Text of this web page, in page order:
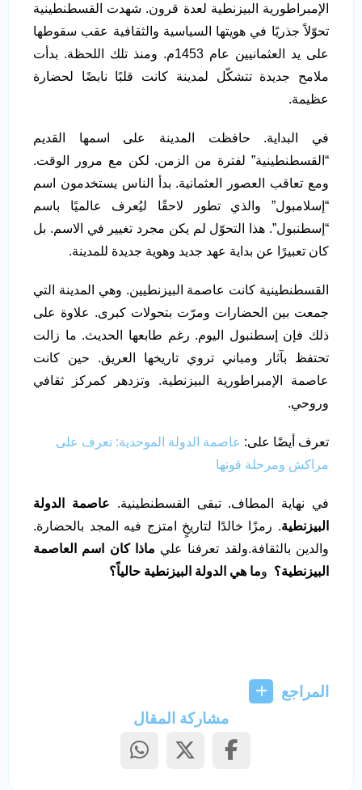
الإمبراطورية البيزنطية لعدة قرون. شهدت القسطنطينية
تحوّلاً جذريًا في هويتها السياسية والثقافية عقب سقوطها
على يد العثمانيين عام 1453م. ومنذ تلك اللحظة. بدأت
ملامح جديدة تتشكّل لمدينة كانت قلبًا نابضًا لحضارة
عظيمة.
في البداية. حافظت المدينة على اسمها القديم
“القسطنطينية” لفترة من الزمن. لكن مع مرور الوقت.
ومع تعاقب العصور العثمانية. بدأ الناس يستخدمون اسم
“إسلامبول” والذي تطور لاحقًا ليُعرف عالميًا باسم
“إسطنبول”. هذا التحوّل لم يكن مجرد تغيير في الاسم. بل
كان تعبيرًا عن بداية عهد جديد وهوية جديدة للمدينة.
القسطنطينية كانت عاصمة البيزنطيين. وهي المدينة التي
جمعت بين الحضارات ومرّت بتحولات كبرى. علاوة على
ذلك فإن إسطنبول اليوم. رغم طابعها الحديث. ما زالت
تحتفظ بآثار ومباني تروي تاريخها العريق. حين كانت
عاصمة الإمبراطورية البيزنطية. وتزدهر كمركز ثقافي
وروحي.
تعرف أيضًا على: عاصمة الدولة الموحدية: تعرف على
مراكش ومرحلة قوتها
في نهاية المطاف. تبقى القسطنطينية. عاصمة الدولة
البيزنطية. رمزًا خالدًا لتاريخٍ امتزج فيه المجد بالحضارة.
والدين بالثقافة.ولقد تعرفنا علي ماذا كان اسم العاصمة
البيزنطية؟ وما هي الدولة البيزنطية حالياً؟
المراجع
مشاركة المقال